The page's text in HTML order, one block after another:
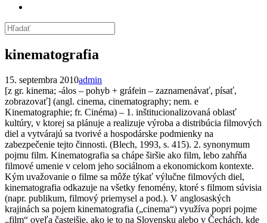
kinematografia
15. septembra 2010admin
[z gr. kinema; -álos – pohyb + gráfein – zaznamenávať, písať,
zobrazovať] (angl. cinema, cinematography; nem. e
Kinematographie; fr. Cinéma) – 1. inštitucionalizovaná oblasť
kultúry, v ktorej sa plánuje a realizuje výroba a distribúcia filmových
diel a vytvárajú sa tvorivé a hospodárske podmienky na
zabezpečenie tejto činnosti. (Blech, 1993, s. 415). 2. synonymum
pojmu film. Kinematografia sa chápe širšie ako film, lebo zahŕňa
filmové umenie v celom jeho sociálnom a ekonomickom kontexte.
Kým uvažovanie o filme sa môže týkať výlučne filmových diel,
kinematografia odkazuje na všetky fenomény, ktoré s filmom súvisia
(napr. publikum, filmový priemysel a pod.). V anglosaských
krajinách sa pojem kinematografia („cinema“) využíva popri pojme
„film“ oveľa častejšie, ako je to na Slovensku alebo v Čechách, kde